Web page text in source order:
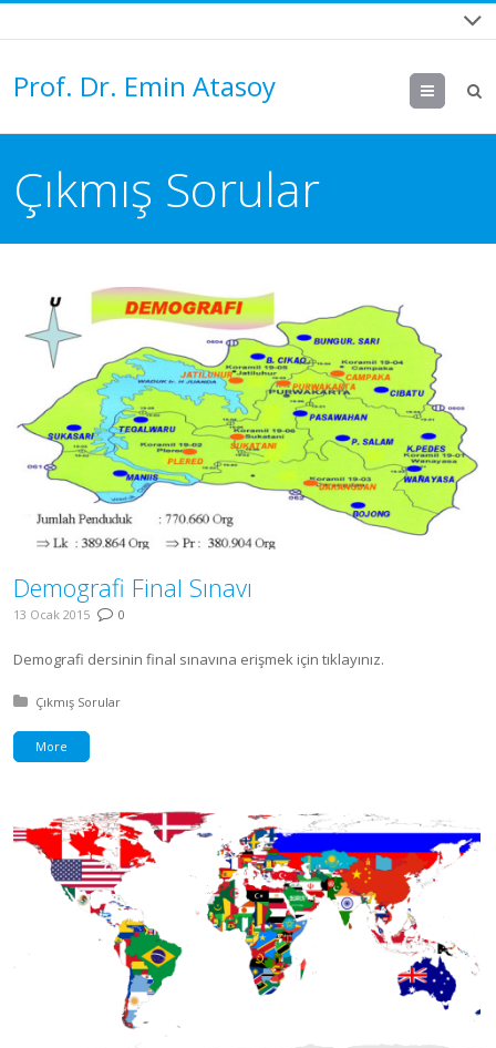
Prof. Dr. Emin Atasoy Menu
Çıkmış Sorular
Demografi Final Sınavı
13 Ocak 2015 0
Demografi dersinin final sınavına erişmek için tıklayınız.
Posted in:
Çıkmış Sorular
More